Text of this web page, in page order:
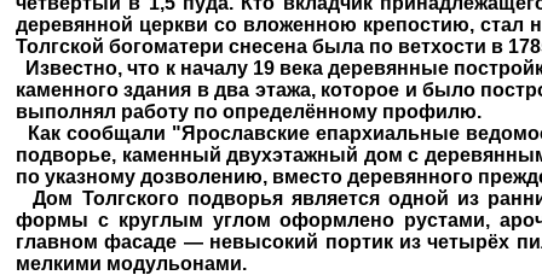
деревянной церкви со вложенною крепостию, стал
Толгской богоматери снесена была по ветхости в
Известно, что к началу 19 века деревянные
каменного здания в два этажа, которое и было
выполнял работу по определённому профилю.
Как сообщали "Ярославские епархиальные
подворье, каменный двухэтажный дом с
по указному дозволению, вместо деревянного
Дом Толгского подворья является одной из
формы с круглым углом оформлено рустами,
главном фасаде — невысокий портик из четырёх
мелкими модульонами.